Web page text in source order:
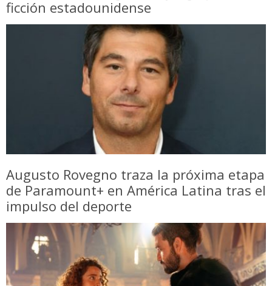
ficción estadounidense
Augusto Rovegno traza la próxima etapa
de Paramount+ en América Latina tras el
impulso del deporte